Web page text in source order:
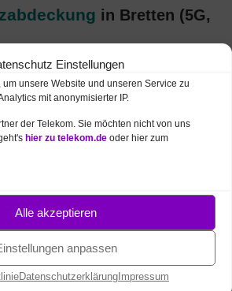
Einstellungen
unsere Website und unseren Service zu
mit anonymisierter IP.
der Telekom. Sie möchten nicht von uns
hier zu telekom.de oder hier zum
Alle akzeptieren
anpassen
Datenschutzerklärung Impressum
in Bretten (5G,
nach einer schnellen
für mobile Geräte wie
DasMobilfunk-
Telekom bietet nahezu
Abdeckung in ganz
und Leistungsfähigkeit
Region lässt sich einfach und
Netzkarte der Telekom
– Karte öffnen(Suche
bzw. Anschrift)